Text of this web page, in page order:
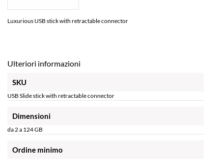
Luxurious USB stick with retractable connector
Ulteriori informazioni
SKU
USB Slide stick with retractable connector
Dimensioni
da 2 a 124 GB
Ordine minimo